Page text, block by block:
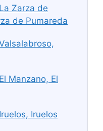
Zarza de
de Pumareda
Manzano, El
Iruelos